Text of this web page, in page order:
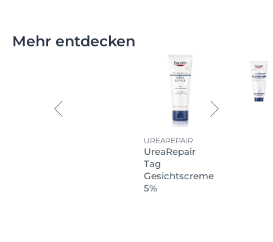
Mehr entdecken
UREAREPAIR
UreaRepair
Tag
Gesichtscreme
5%